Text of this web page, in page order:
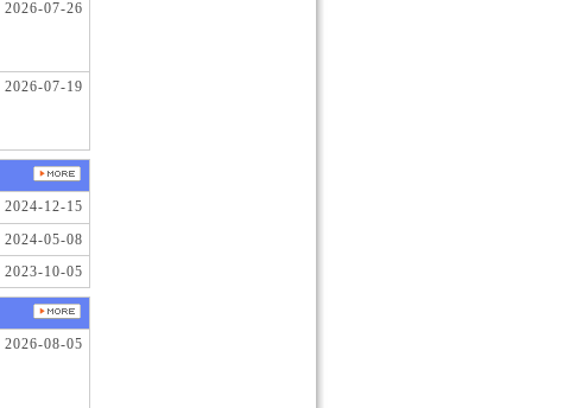
2026-07-26
2026-07-19
2024-12-15
2024-05-08
2023-10-05
2026-08-05